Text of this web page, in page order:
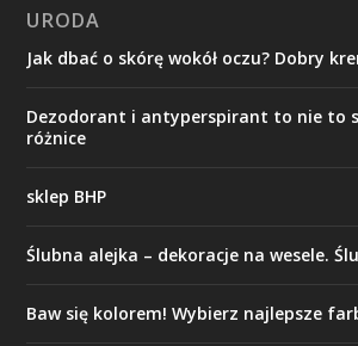
URODA
Jak dbać o skórę wokół oczu? Dobry
Dezodorant i antyperspirant to nie to
różnice
sklep BHP
Ślubna alejka – dekoracje na wesele.
Baw się kolorem! Wybierz najlepsze